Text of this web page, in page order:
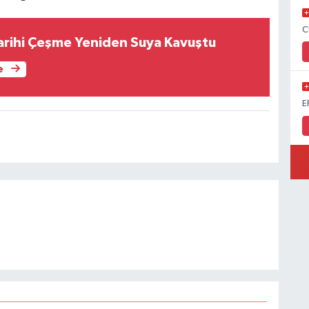
Çeşme Yeniden Suya Kavuştu